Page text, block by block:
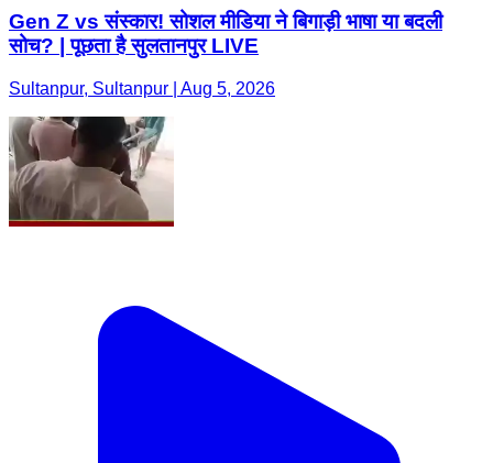
Gen Z vs संस्कार! सोशल मीडिया ने बिगाड़ी भाषा या बदली
सोच? | पूछता है सुलतानपुर LIVE
Sultanpur, Sultanpur | Aug 5, 2026